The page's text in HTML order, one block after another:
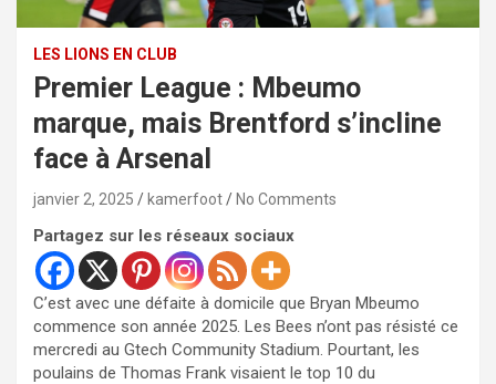
LES LIONS EN CLUB
Premier League : Mbeumo
marque, mais Brentford s’incline
face à Arsenal
janvier 2, 2025 kamerfoot No Comments
Partagez sur les réseaux sociaux
C’est avec une défaite à domicile que Bryan Mbeumo
commence son année 2025. Les Bees n’ont pas résisté ce
mercredi au Gtech Community Stadium. Pourtant, les
poulains de Thomas Frank visaient le top 10 du